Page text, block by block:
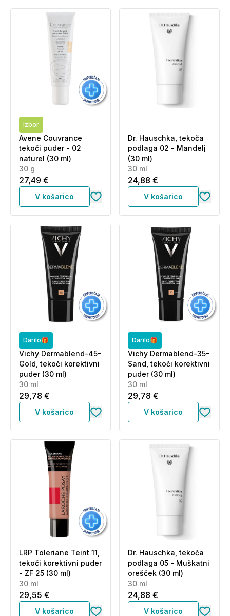
Izbor
Avene Couvrance
tekoči puder - 02
naturel (30 ml)
30 g
27,49 €
V košarico
Dr. Hauschka, tekoča
podlaga 02 - Mandelj
(30 ml)
30 ml
24,88 €
V košarico
Darilo🎁
Vichy Dermablend-45-
Gold, tekoči korektivni
puder (30 ml)
30 ml
29,78 €
V košarico
Darilo🎁
Vichy Dermablend-35-
Sand, tekoči korektivni
puder (30 ml)
30 ml
29,78 €
V košarico
LRP Toleriane Teint 11,
tekoči korektivni puder
- ZF 25 (30 ml)
30 ml
29,55 €
V košarico
Dr. Hauschka, tekoča
podlaga 05 - Muškatni
orešček (30 ml)
30 ml
24,88 €
V košarico